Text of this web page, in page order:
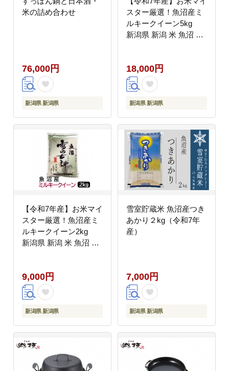
米の詰め合わせ
76,000円
新潟県 新潟県
スター厳選！魚沼産ミ
ルキークイーン5kg
新潟県 新潟 米 魚沼 魚
18,000円
新潟県 新潟県
【令和7年産】お米マイ
スター厳選！魚沼産ミ
ルキークイーン2kg
新潟県 新潟 米 魚沼 魚
9,000円
新潟県 新潟県
雪室貯蔵米 魚沼産つき
あかり２kg（令和7年
産）
7,000円
新潟県 新潟県